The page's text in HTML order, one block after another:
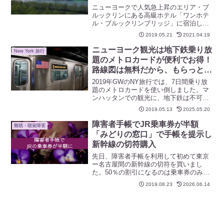
ニューヨークで人気急上昇のエリア・ブ
ルックリンにある高級ホテル「ワンホテ
ル・ブルックリンブリッジ」に宿泊しま
した。マンハッタンの夜景を望む上層階
橋側スイートルームを予約。ハンモック
もあってとてもリラックスできる空間で
したよ。エココンシャスでラグジュアリ
ーな1Hotel Brooklyn Bridge、おすすめで
す！
2019.05.21 2021.04.19
New York 旅行
ニューヨーク観光は地下鉄乗り放
題のメトロカードが便利でお得！
路線図は無料だから、もらっとこ
う！
2019年GWのNY旅行では、7日間乗り放
題のメトロカードを使い倒しました。マ
ンハッタンでの観光に、地下鉄は不可
欠！メトロカードがあればバスにも乗れ
2019.05.13 2025.05.20
難聴・聴覚障害
障害者手帳でJR乗車券が半額
「みどりの窓口」で手帳を提示し
新幹線の切符購入
先日、障害者手帳を利用して初めて東京
ー名古屋間の新幹線の切符を買いまし
た。50％の割引になるのは乗車券のみ。
特急料金は変わりませんが、それでもあ
りがたいことです。ただし購入の際は
2019.08.23 2026.06.14